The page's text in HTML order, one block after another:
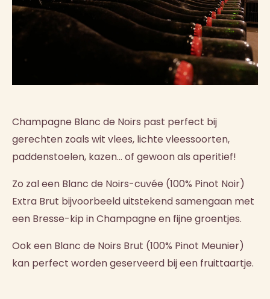
Champagne Blanc de Noirs past perfect bij
gerechten zoals wit vlees, lichte vleessoorten,
paddenstoelen, kazen… of gewoon als aperitief!
Zo zal een Blanc de Noirs-cuvée (100% Pinot Noir)
Extra Brut bijvoorbeeld uitstekend samengaan met
een Bresse-kip in Champagne en fijne groentjes.
Ook een Blanc de Noirs Brut (100% Pinot Meunier)
kan perfect worden geserveerd bij een fruittaartje.